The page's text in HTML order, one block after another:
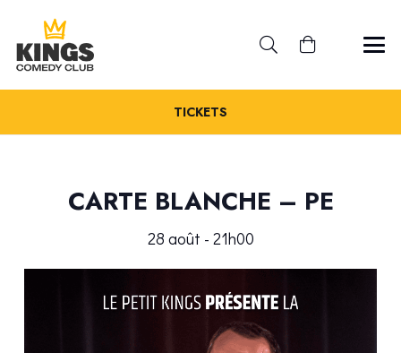
TICKETS
CARTE BLANCHE – PE
28 août - 21h00